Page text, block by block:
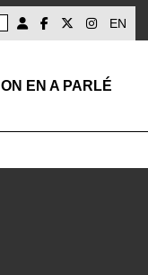
EN
ON EN A PARLÉ